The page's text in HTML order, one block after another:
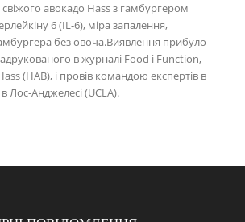
авокадо Hass з гамбургером
6 (IL-6), міра запалення,
без овоча.Виявлення прибуло
в журналі Food і Function,
(HAB), і провів командою експертів в
Лос-Анджелесі (UCLA).